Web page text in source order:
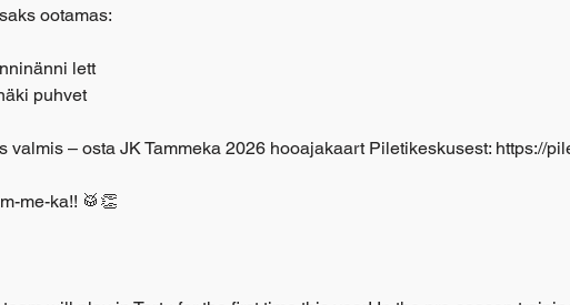
ootamas:
lett
puhvet
valmis – osta JK Tammeka 2026 hooajakaart Piletikeskusest: https://
me-ka!! 🥁👏